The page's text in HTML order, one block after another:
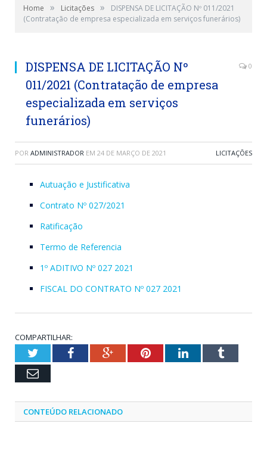
Home » Licitações »
DISPENSA DE LICITAÇÃO Nº 011/2021
(Contratação de empresa especializada em serviços funerários)
DISPENSA DE LICITAÇÃO Nº
011/2021 (Contratação de empresa
especializada em serviços
funerários)
0
POR ADMINISTRADOR EM 24 DE MARÇO DE 2021 LICITAÇÕES
Autuação e Justificativa
Contrato Nº 027/2021
Ratificação
Termo de Referencia
1º ADITIVO Nº 027 2021
FISCAL DO CONTRATO Nº 027 2021
COMPARTILHAR:
TwitterFacebookGoogle+PinterestLinkedInTumblr
Email
CONTEÚDO RELACIONADO